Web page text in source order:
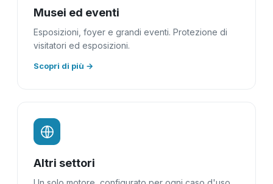
Musei ed eventi
Esposizioni, foyer e grandi eventi. Protezione di
visitatori ed esposizioni.
Scopri di più →
Altri settori